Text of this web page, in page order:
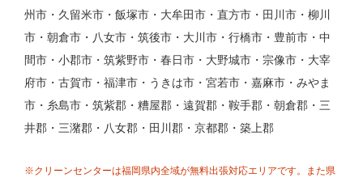
州市・久留米市・飯塚市・大牟田市・直方市・田川市・柳川
市・朝倉市・八女市・筑後市・大川市・行橋市・豊前市・中
間市・小郡市・筑紫野市・春日市・大野城市・宗像市・大宰
府市・古賀市・福津市・うきは市・宮若市・嘉麻市・みやま
市・糸島市・筑紫郡・糟屋郡・遠賀郡・鞍手郡・朝倉郡・三
井郡・三潴郡・八女郡・田川郡・京都郡・築上郡
※クリーンセンターは福岡県内全域が無料出張対応エリアです。また県